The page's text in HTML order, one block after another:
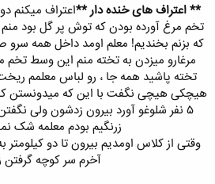
** اعتراف های خنده دار **اعتراف میکنم
تخم مرغ آورده بودن که توش پر گل بود
که بزنم بخندیم! معلم اومد داخل همه
مرغارو میزدن به تخته منم این وسط تخم
تخته پاشید همه جا ، رو لباس معلمم
۵ نفر شلوغو آورد بیرون زدشون ولی
زرنگیم بودم معلمه شک
وقتی از کلاس اومدیم بیرون تا دو کیلومتر
آخرم سر کوچه گرفتن